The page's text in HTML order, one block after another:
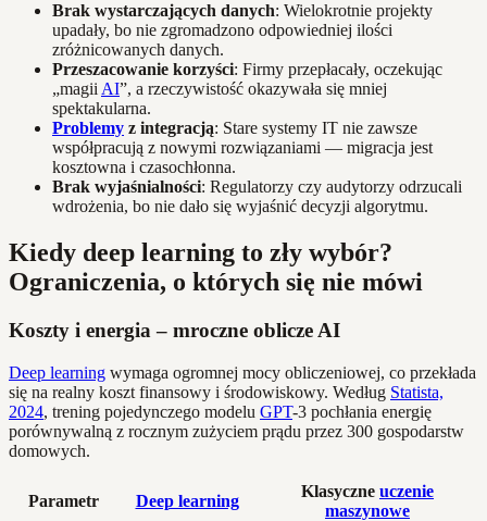
Brak wystarczających danych: Wielokrotnie projekty
upadały, bo nie zgromadzono odpowiedniej ilości
zróżnicowanych danych.
Przeszacowanie korzyści: Firmy przepłacały, oczekując
„magiiAI”, a rzeczywistość okazywała się mniej
spektakularna.
Problemy z integracją: Stare systemy IT nie zawsze
współpracują z nowymi rozwiązaniami — migracja jest
kosztowna i czasochłonna.
Brak wyjaśnialności: Regulatorzy czy audytorzy odrzucali
wdrożenia, bo nie dało się wyjaśnić decyzji algorytmu.
Kiedy deep learning to zły wybór?
Ograniczenia, o których się nie mówi
Koszty i energia – mroczne oblicze AI
Deep learning wymaga ogromnej mocy obliczeniowej, co przekłada
się na realny koszt finansowy i środowiskowy. Według Statista,
2024, trening pojedynczego modelu GPT-3 pochłania energię
porównywalną z rocznym zużyciem prądu przez 300 gospodarstw
domowych.
Parametr Deep learning
Klasyczne uczenie
maszynowe